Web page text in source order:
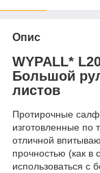
Опис
WYPALL*
Большой
листов
Протирочные
изготовленные по
отличной
прочностью (как в
использоваться с